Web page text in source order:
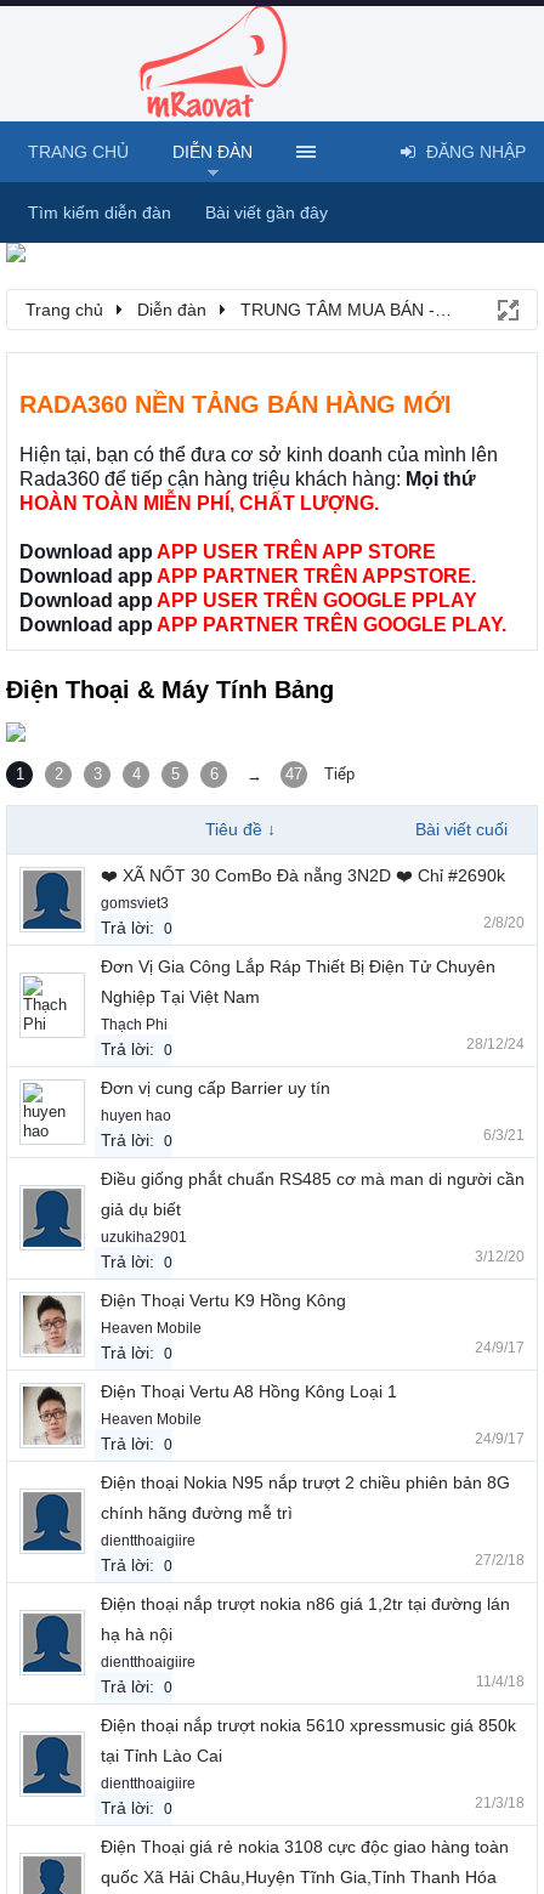
Trang chủ Diễn đàn TRUNG TÂM MUA BÁN - RAO VẶT
RADA360 NỀN TẢNG BÁN HÀNG MỚI
Hiện tại, bạn có thể đưa cơ sở kinh doanh của mình lên
Rada360 để tiếp cận hàng triệu khách hàng: Mọi thứ
HOÀN TOÀN MIỄN PHÍ, CHẤT LƯỢNG.
Download app APP USER TRÊN APP STORE
Download app APP PARTNER TRÊN APPSTORE.
Download app APP USER TRÊN GOOGLE PPLAY
Download app APP PARTNER TRÊN GOOGLE PLAY.
Điện Thoại & Máy Tính Bảng
1 2 3 4 5 6 → 47 Tiếp
Tiêu đề ↓ Bài viết cuối
❤️ XÃ NỐT 30 ComBo Đà nẵng 3N2D ❤️ Chỉ #2690k
gomsviet3
Trả lời: 0 2/8/20
Đơn Vị Gia Công Lắp Ráp Thiết Bị Điện Tử Chuyên
Nghiệp Tại Việt Nam
Thạch Phi
Trả lời: 0 28/12/24
Đơn vị cung cấp Barrier uy tín
huyen hao
Trả lời: 0 6/3/21
Điều giống phắt chuẩn RS485 cơ mà man di người cần
giả dụ biết
uzukiha2901
Trả lời: 0 3/12/20
Điện Thoại Vertu K9 Hồng Kông
Heaven Mobile
Trả lời: 0 24/9/17
Điện Thoại Vertu A8 Hồng Kông Loại 1
Heaven Mobile
Trả lời: 0 24/9/17
Điện thoại Nokia N95 nắp trượt 2 chiều phiên bản 8G
chính hãng đường mễ trì
dientthoaigiire
Trả lời: 0 27/2/18
Điện thoại nắp trượt nokia n86 giá 1,2tr tại đường lán
hạ hà nội
dientthoaigiire
Trả lời: 0 11/4/18
Điện thoại nắp trượt nokia 5610 xpressmusic giá 850k
tại Tỉnh Lào Cai
dientthoaigiire
Trả lời: 0 21/3/18
Điện Thoại giá rẻ nokia 3108 cực độc giao hàng toàn
quốc Xã Hải Châu,Huyện Tĩnh Gia,Tỉnh Thanh Hóa
TRANG CHỦ DIỄN ĐÀN
Tìm kiếm diễn đàn Bài viết gần đây
ĐĂNG NHẬP